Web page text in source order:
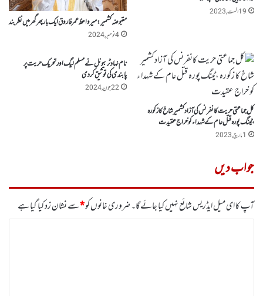
19 اگست, 2023
مقبوضہ کشمیر :میر واعظ عمر فاروق ایک بار پھر گھر میں نظربند
4 نومبر, 2024
کل جماعتی حریت کانفرنس کی آزادکشمیر شاخ کا زکورہ
،ٹینگ پورہ قتل عام کے شہدا ء کو خراج عقیدت
1 مارچ, 2023
نام نہاد ٹربیونل نے مسلم لیگ اورتحریک حریت پر
پابندی کی توثیق کردی
22 جون, 2024
جواب دیں
آپ کا ای میل ایڈریس شائع نہیں کیا جائے گا۔ضروری خانوں کو*سے نشان زد کیا گیا ہے